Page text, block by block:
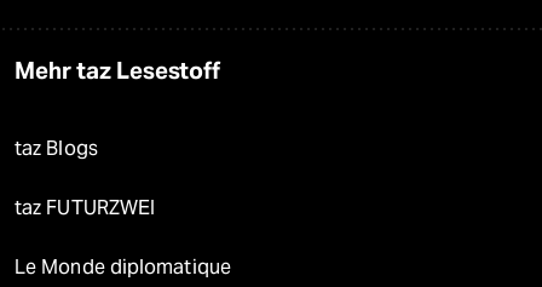
Mehr taz Lesestoff
taz Blogs
taz FUTURZWEI
Le Monde diplomatique